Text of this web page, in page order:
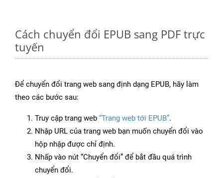
Cách chuyển đổi EPUB sang PDF trực
tuyến
Để chuyển đổi trang web sang định dạng EPUB, hãy làm
theo các bước sau:
Truy cập trang web “Trang web tới EPUB”.
Nhập URL của trang web bạn muốn chuyển đổi vào
hộp nhập được chỉ định.
Nhấp vào nút “Chuyển đổi” để bắt đầu quá trình
chuyển đổi.